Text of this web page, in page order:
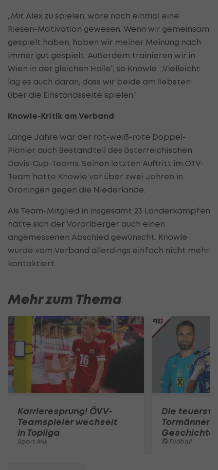
„Mit Alex zu spielen, wäre noch einmal eine
Riesen-Motivation gewesen. Wenn wir gemeinsam
gespielt haben, haben wir meiner Meinung nach
immer gut gespielt. Außerdem trainieren wir in
Wien in der gleichen Halle“, so Knowle. „Vielleicht
lag es auch daran, dass wir beide am liebsten
über die Einstandsseite spielen.“
Knowle-Kritik am Verband
Lange Jahre war der rot-weiß-rote Doppel-
Pionier auch Bestandteil des österreichischen
Davis-Cup-Teams. Seinen letzten Auftritt im ÖTV-
Team hatte Knowle vor über zwei Jahren in
Groningen gegen die Niederlande.
Als Team-Mitglied in insgesamt 23 Länderkämpfen
hätte sich der Vorarlberger auch einen
angemessenen Abschied gewünscht. Knowle
wurde vom Verband allerdings einfach nicht mehr
kontaktiert.
Mehr zum Thema
Karrieresprung! ÖVV-
Teamspieler wechselt
in Topliga
Sport-Mix
Die
Tormänner
Geschichte
Fußball